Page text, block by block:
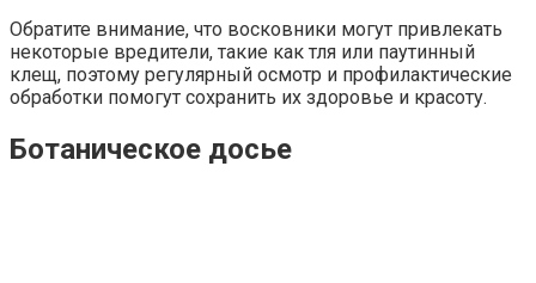
Обратите внимание, что восковники могут привлекать
некоторые вредители, такие как тля или паутинный
клещ, поэтому регулярный осмотр и профилактические
обработки помогут сохранить их здоровье и красоту.
Ботаническое досье